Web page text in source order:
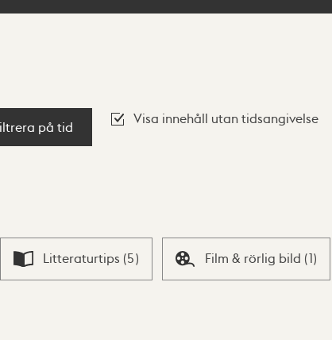
på tid
Visa innehåll utan tidsangivelse
Litteraturtips (5) Film & rörlig bild (1)